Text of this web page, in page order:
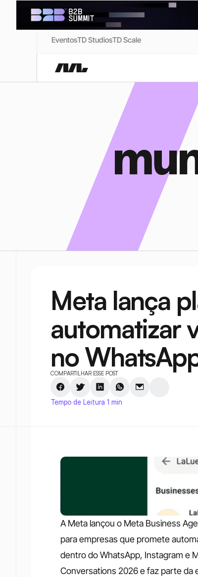
EventosTD StudiosTD Scale
Meta lança
automatizar
no
COMPARTILHAR ESSE POST
Tempo de Leitura 1 min
A Meta lançou o Meta Business
para empresas que promete
dentro do WhatsApp, Instagram e
Conversations 2026 e faz parte da